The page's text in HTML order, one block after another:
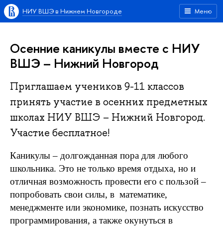
Меню
НИУ ВШЭ в Нижнем Новгороде
Осенние каникулы вместе с НИУ
ВШЭ – Нижний Новгород
Приглашаем учеников 9-11 классов
принять участие в осенних предметных
школах НИУ ВШЭ – Нижний Новгород.
Участие бесплатное!
Каникулы – долгожданная пора для любого
школьника. Это не только время отдыха, но и
отличная возможность провести его с пользой –
попробовать свои силы, в математике,
менеджменте или экономике, познать искусство
программирования, а также окунуться в